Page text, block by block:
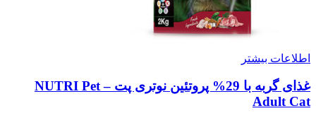
اطلاعات بیشتر
غذای گربه با 29% پروتئین نوتری پت – NUTRI Pet
Adult Cat